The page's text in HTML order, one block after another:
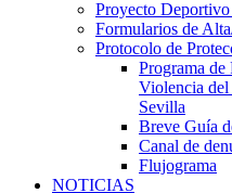
Proyecto
Formularios de
Protocolo de
Programa de
Violencia
Sevilla
Breve Guía
Canal de
Flujograma
NOTICIAS